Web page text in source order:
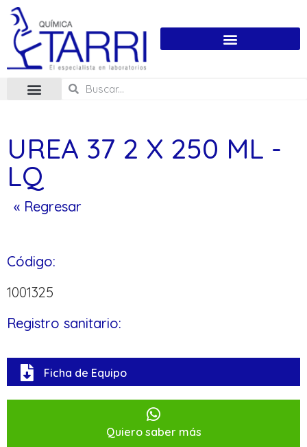
UREA 37 2 X 250 ML -
LQ
« Regresar
Código:
1001325
Registro sanitario:
Ficha de Equipo
Quiero saber más